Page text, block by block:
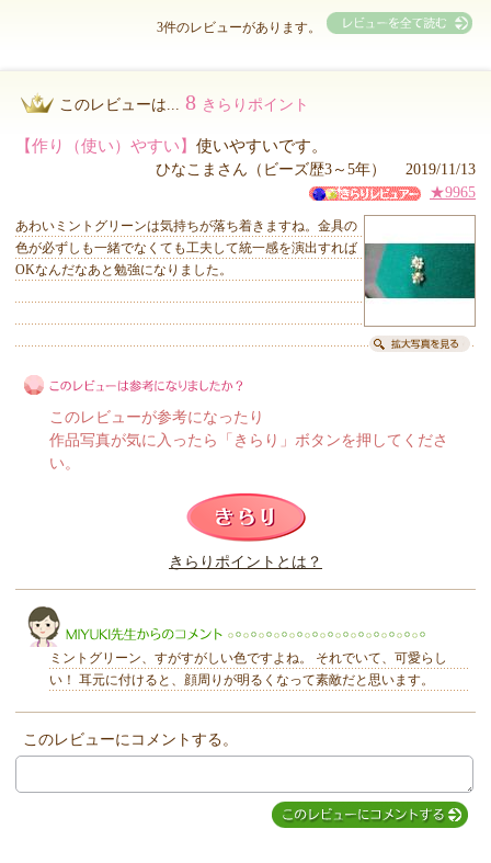
3件のレビューがあります。
このレビューは... 8 きらりポイント
【作り（使い）やすい】 使いやすいです。
ひなこまさん（ビーズ歴3～5年） 2019/11/13
★9965
あわいミントグリーンは気持ちが落ち着きますね。金具の
色が必ずしも一緒でなくても工夫して統一感を演出すれば
OKなんだなあと勉強になりました。
このレビューは参考になりましたか？
このレビューが参考になったり
作品写真が気に入ったら「きらり」ボタンを押してくださ
い。
きらりポイントとは？
ミントグリーン、すがすがしい色ですよね。 それでいて、可愛らし
い！ 耳元に付けると、顔周りが明るくなって素敵だと思います。
このレビューにコメントする。